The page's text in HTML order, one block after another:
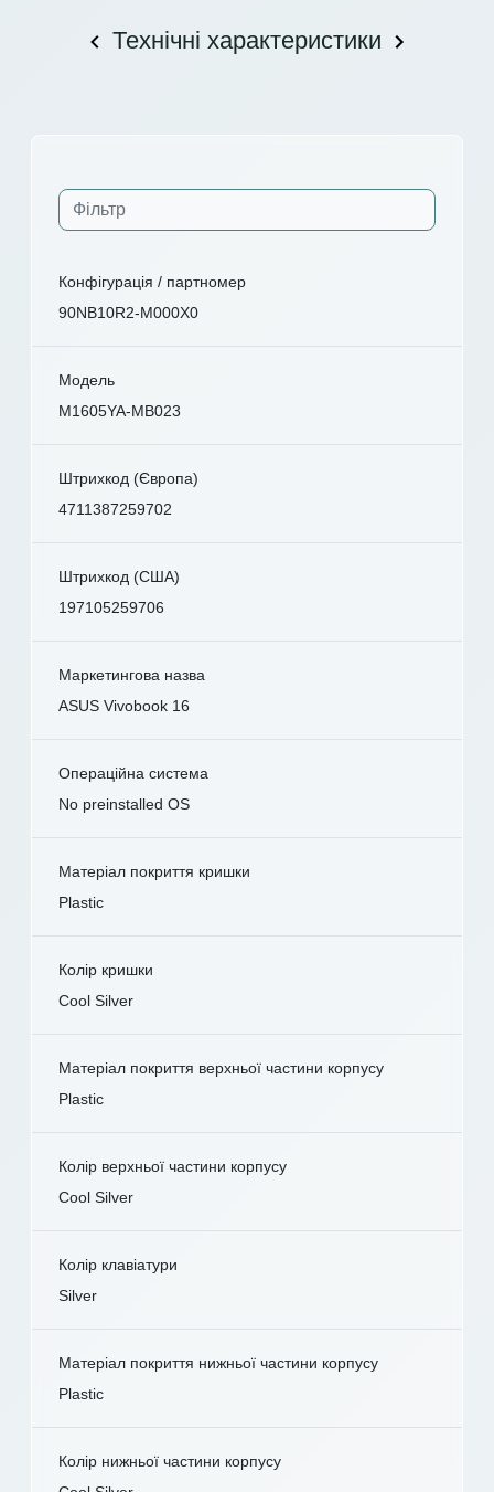
Технічні характеристики
Конфігурація / партномер
90NB10R2-M000X0
Модель
M1605YA-MB023
Штрихкод (Європа)
4711387259702
Штрихкод (США)
197105259706
Маркетингова назва
ASUS Vivobook 16
Операційна система
No preinstalled OS
Матеріал покриття кришки
Plastic
Колір кришки
Cool Silver
Матеріал покриття верхньої частини корпусу
Plastic
Колір верхньої частини корпусу
Cool Silver
Колір клавіатури
Silver
Матеріал покриття нижньої частини корпусу
Plastic
Колір нижньої частини корпусу